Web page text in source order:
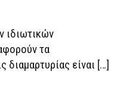
ιδιωτικών
τα
είναι […]